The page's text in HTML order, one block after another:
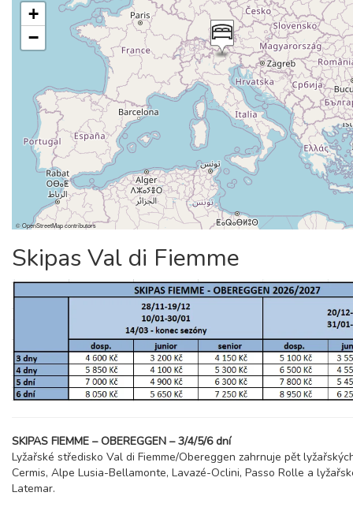
+
−
©OpenStreetMapcontributors
Skipas Val di Fiemme
SKIPAS FIEMME – OBEREGGEN – 3/4/5/6 dní
Lyžařské středisko Val di Fiemme/Obereggen zahrnuje pět
Cermis, Alpe Lusia-Bellamonte, Lavazé-Oclini, Passo Rolle a
Latemar.